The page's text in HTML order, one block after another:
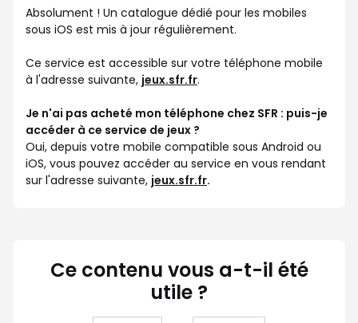
Absolument ! Un catalogue dédié pour les mobiles
sous iOS est mis à jour régulièrement.
Ce service est accessible sur votre téléphone mobile
à l'adresse suivante, jeux.sfr.fr.
Je n'ai pas acheté mon téléphone chez SFR : puis-je
accéder à ce service de jeux ?
Oui, depuis votre mobile compatible sous Android ou
iOS, vous pouvez accéder au service en vous rendant
sur l'adresse suivante, jeux.sfr.fr.
Ce contenu vous a-t-il été
utile ?